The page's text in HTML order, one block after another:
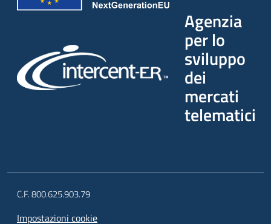
Agenzia
per lo
sviluppo
dei
mercati
telematici
C.F. 800.625.903.79
Impostazioni cookie